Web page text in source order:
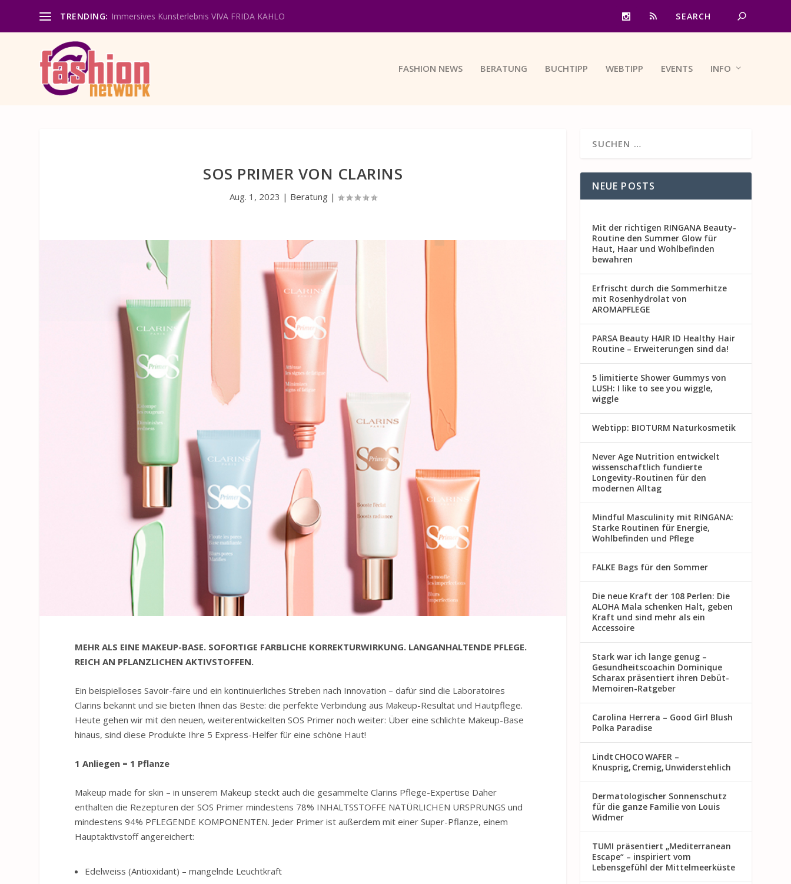
TRENDING: Immersives Kunsterlebnis VIVA FRIDA KAHLO
FASHION NEWS BERATUNG BUCHTIPP WEBTIPP EVENTS INFO
SOS PRIMER VON CLARINS
Aug. 1, 2023 | Beratung|
MEHR ALS EINE MAKEUP-BASE. SOFORTIGE FARBLICHE KORREKTURWIRKUNG. LANGANHALTENDE PFLEGE.
REICH AN PFLANZLICHEN AKTIVSTOFFEN.
Ein beispielloses Savoir-faire und ein kontinuierliches Streben nach Innovation – dafür sind die Laboratoires
Clarins bekannt und sie bieten Ihnen das Beste: die perfekte Verbindung aus Makeup-Resultat und Hautpflege.
Heute gehen wir mit den neuen, weiterentwickelten SOS Primer noch weiter: Über eine schlichte Makeup-Base
hinaus, sind diese Produkte Ihre 5 Express-Helfer für eine schöne Haut!
1 Anliegen = 1 Pflanze
Makeup made for skin – in unserem Makeup steckt auch die gesammelte Clarins Pflege-Expertise Daher
enthalten die Rezepturen der SOS Primer mindestens 78% INHALTSSTOFFE NATÜRLICHEN URSPRUNGS und
mindestens 94% PFLEGENDE KOMPONENTEN. Jeder Primer ist außerdem mit einer Super-Pflanze, einem
Hauptaktivstoff angereichert:
Edelweiss (Antioxidant) – mangelnde Leuchtkraft
NEUE POSTS
Mit der richtigen RINGANA Beauty-
Routine den Summer Glow für
Haut, Haar und Wohlbefinden
bewahren
Erfrischt durch die Sommerhitze
mit Rosenhydrolat von
AROMAPFLEGE
PARSA Beauty HAIR ID Healthy Hair
Routine – Erweiterungen sind da!
5 limitierte Shower Gummys von
LUSH: I like to see you wiggle,
wiggle
Webtipp: BIOTURM Naturkosmetik
Never Age Nutrition entwickelt
wissenschaftlich fundierte
Longevity-Routinen für den
modernen Alltag
Mindful Masculinity mit RINGANA:
Starke Routinen für Energie,
Wohlbefinden und Pflege
FALKE Bags für den Sommer
Die neue Kraft der 108 Perlen: Die
ALOHA Mala schenken Halt, geben
Kraft und sind mehr als ein
Accessoire
Stark war ich lange genug –
Gesundheitscoachin Dominique
Scharax präsentiert ihren Debüt-
Memoiren-Ratgeber
Carolina Herrera – Good Girl Blush
Polka Paradise
Lindt CHOCO WAFER –
Knusprig, Cremig, Unwiderstehlich
Dermatologischer Sonnenschutz
für die ganze Familie von Louis
Widmer
TUMI präsentiert „Mediterranean
Escape“ – inspiriert vom
Lebensgefühl der Mittelmeerküste